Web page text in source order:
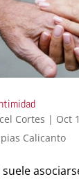
Cortes | Oct
Calicanto